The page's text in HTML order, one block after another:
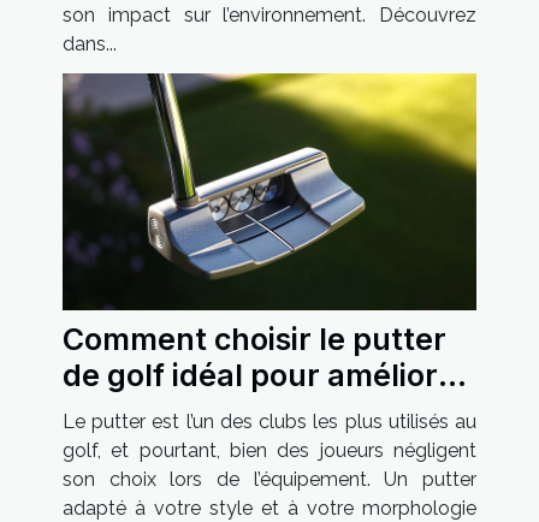
son impact sur l’environnement. Découvrez
dans...
Comment choisir le putter
de golf idéal pour améliorer
votre jeu ?
Le putter est l’un des clubs les plus utilisés au
golf, et pourtant, bien des joueurs négligent
son choix lors de l’équipement. Un putter
adapté à votre style et à votre morphologie